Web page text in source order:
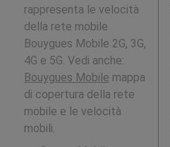
rappresenta le velocità
della rete mobile
Bouygues Mobile 2G, 3G,
4G e 5G. Vedi anche:
Bouygues Mobile mappa
di copertura della rete
mobile e le velocità
mobili.